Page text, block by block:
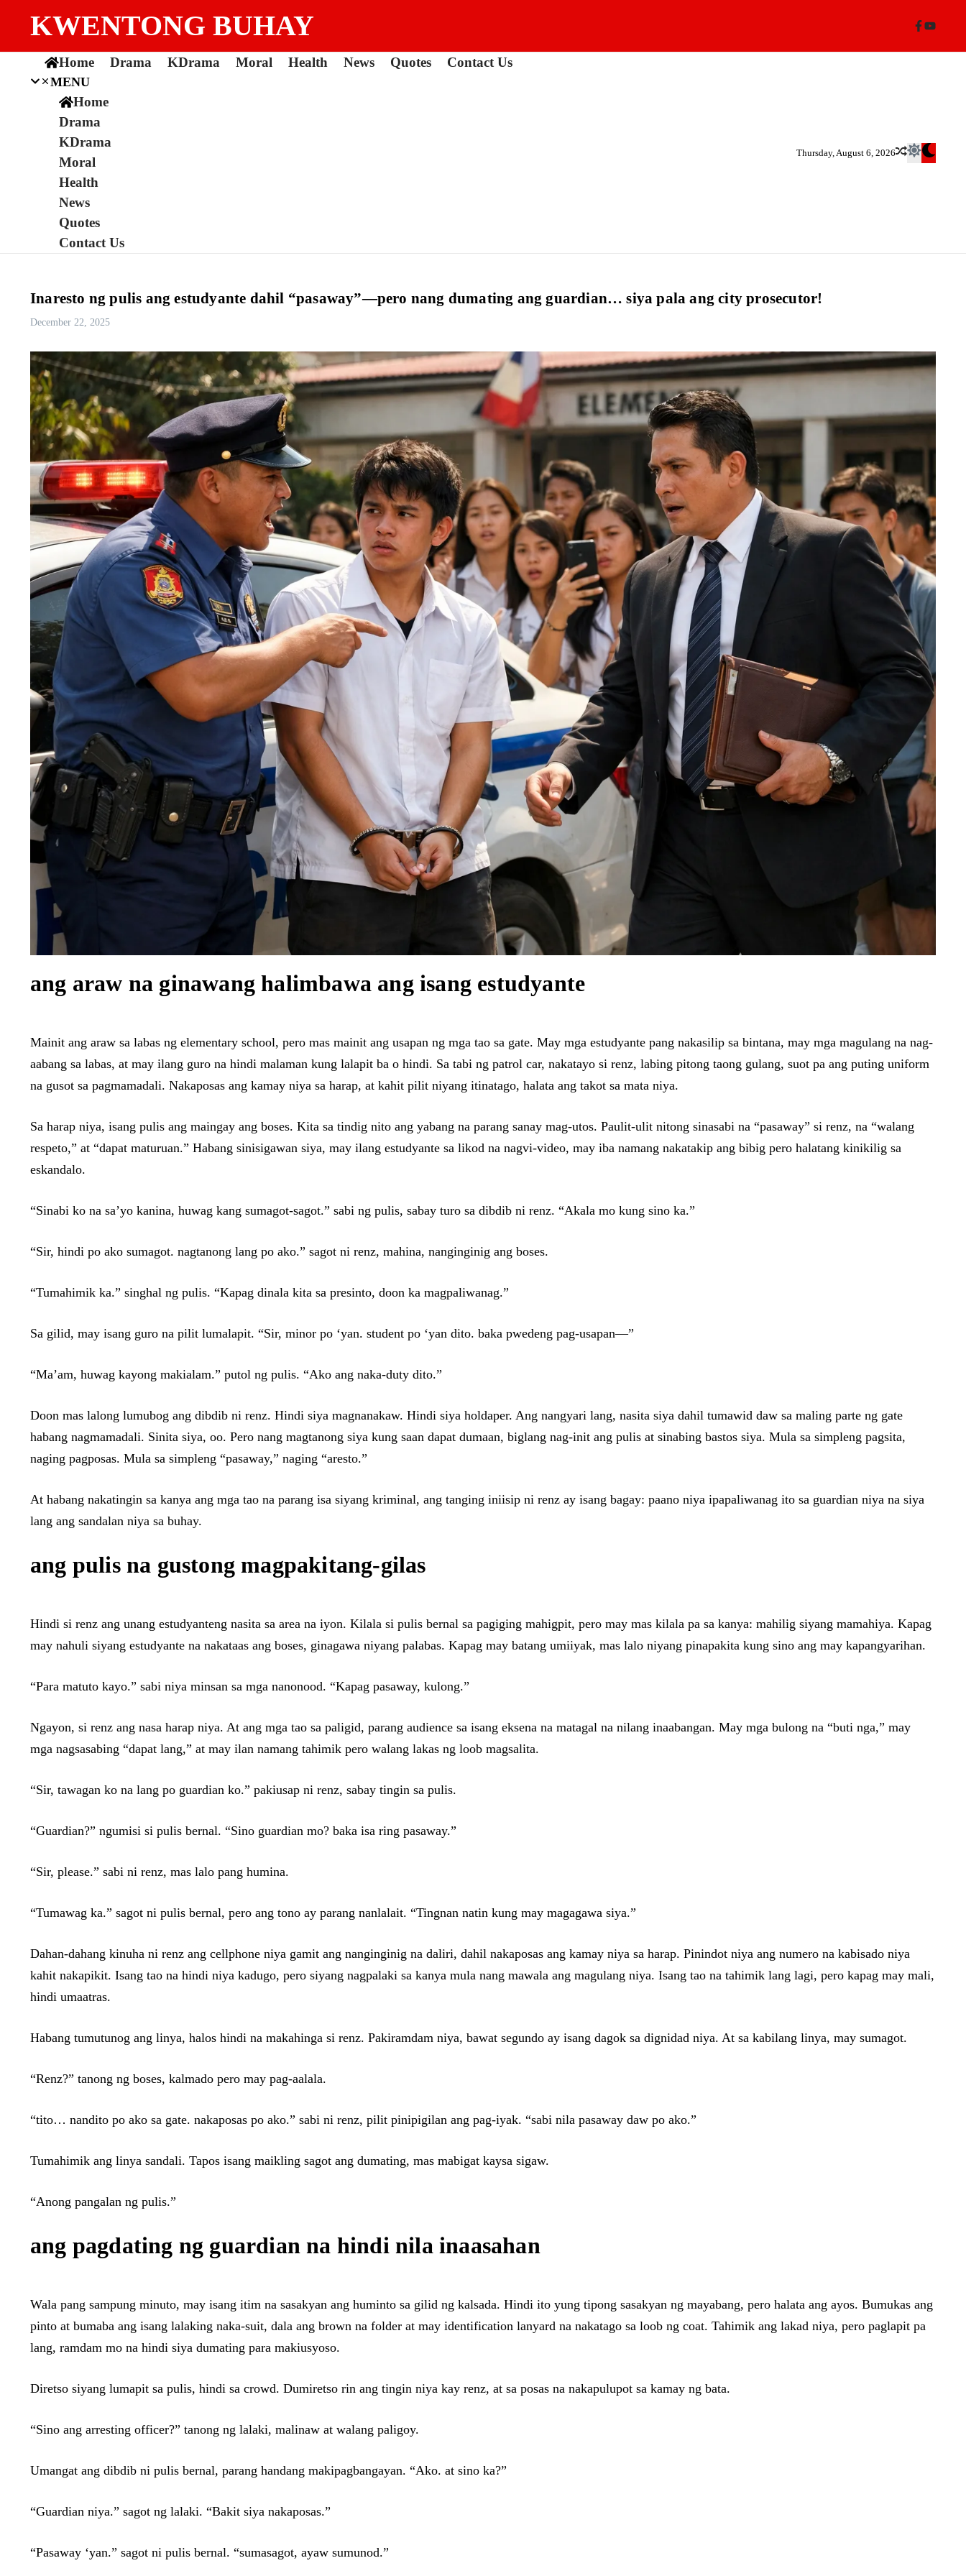
KWENTONG BUHAY
Home Drama KDrama Moral Health News Quotes Contact Us
MENU
Home
Drama
KDrama
Moral
Health
News
Quotes
Contact Us
Thursday, August 6, 2026
Inaresto ng pulis ang estudyante dahil “pasaway”—pero nang dumating ang guardian… siya pala ang city prosecutor!
December 22, 2025
ang araw na ginawang halimbawa ang isang estudyante
Mainit ang araw sa labas ng elementary school, pero mas mainit ang usapan ng mga tao sa gate. May mga estudyante pang nakasilip sa bintana, may mga magulang na nag-
aabang sa labas, at may ilang guro na hindi malaman kung lalapit ba o hindi. Sa tabi ng patrol car, nakatayo si renz, labing pitong taong gulang, suot pa ang puting uniform
na gusot sa pagmamadali. Nakaposas ang kamay niya sa harap, at kahit pilit niyang itinatago, halata ang takot sa mata niya.
Sa harap niya, isang pulis ang maingay ang boses. Kita sa tindig nito ang yabang na parang sanay mag-utos. Paulit-ulit nitong sinasabi na “pasaway” si renz, na “walang
respeto,” at “dapat maturuan.” Habang sinisigawan siya, may ilang estudyante sa likod na nagvi-video, may iba namang nakatakip ang bibig pero halatang kinikilig sa
eskandalo.
“Sinabi ko na sa’yo kanina, huwag kang sumagot-sagot.” sabi ng pulis, sabay turo sa dibdib ni renz. “Akala mo kung sino ka.”
“Sir, hindi po ako sumagot. nagtanong lang po ako.” sagot ni renz, mahina, nanginginig ang boses.
“Tumahimik ka.” singhal ng pulis. “Kapag dinala kita sa presinto, doon ka magpaliwanag.”
Sa gilid, may isang guro na pilit lumalapit. “Sir, minor po ‘yan. student po ‘yan dito. baka pwedeng pag-usapan—”
“Ma’am, huwag kayong makialam.” putol ng pulis. “Ako ang naka-duty dito.”
Doon mas lalong lumubog ang dibdib ni renz. Hindi siya magnanakaw. Hindi siya holdaper. Ang nangyari lang, nasita siya dahil tumawid daw sa maling parte ng gate
habang nagmamadali. Sinita siya, oo. Pero nang magtanong siya kung saan dapat dumaan, biglang nag-init ang pulis at sinabing bastos siya. Mula sa simpleng pagsita,
naging pagposas. Mula sa simpleng “pasaway,” naging “aresto.”
At habang nakatingin sa kanya ang mga tao na parang isa siyang kriminal, ang tanging iniisip ni renz ay isang bagay: paano niya ipapaliwanag ito sa guardian niya na siya
lang ang sandalan niya sa buhay.
ang pulis na gustong magpakitang-gilas
Hindi si renz ang unang estudyanteng nasita sa area na iyon. Kilala si pulis bernal sa pagiging mahigpit, pero may mas kilala pa sa kanya: mahilig siyang mamahiya. Kapag
may nahuli siyang estudyante na nakataas ang boses, ginagawa niyang palabas. Kapag may batang umiiyak, mas lalo niyang pinapakita kung sino ang may kapangyarihan.
“Para matuto kayo.” sabi niya minsan sa mga nanonood. “Kapag pasaway, kulong.”
Ngayon, si renz ang nasa harap niya. At ang mga tao sa paligid, parang audience sa isang eksena na matagal na nilang inaabangan. May mga bulong na “buti nga,” may
mga nagsasabing “dapat lang,” at may ilan namang tahimik pero walang lakas ng loob magsalita.
“Sir, tawagan ko na lang po guardian ko.” pakiusap ni renz, sabay tingin sa pulis.
“Guardian?” ngumisi si pulis bernal. “Sino guardian mo? baka isa ring pasaway.”
“Sir, please.” sabi ni renz, mas lalo pang humina.
“Tumawag ka.” sagot ni pulis bernal, pero ang tono ay parang nanlalait. “Tingnan natin kung may magagawa siya.”
Dahan-dahang kinuha ni renz ang cellphone niya gamit ang nanginginig na daliri, dahil nakaposas ang kamay niya sa harap. Pinindot niya ang numero na kabisado niya
kahit nakapikit. Isang tao na hindi niya kadugo, pero siyang nagpalaki sa kanya mula nang mawala ang magulang niya. Isang tao na tahimik lang lagi, pero kapag may mali,
hindi umaatras.
Habang tumutunog ang linya, halos hindi na makahinga si renz. Pakiramdam niya, bawat segundo ay isang dagok sa dignidad niya. At sa kabilang linya, may sumagot.
“Renz?” tanong ng boses, kalmado pero may pag-aalala.
“tito… nandito po ako sa gate. nakaposas po ako.” sabi ni renz, pilit pinipigilan ang pag-iyak. “sabi nila pasaway daw po ako.”
Tumahimik ang linya sandali. Tapos isang maikling sagot ang dumating, mas mabigat kaysa sigaw.
“Anong pangalan ng pulis.”
ang pagdating ng guardian na hindi nila inaasahan
Wala pang sampung minuto, may isang itim na sasakyan ang huminto sa gilid ng kalsada. Hindi ito yung tipong sasakyan ng mayabang, pero halata ang ayos. Bumukas ang
pinto at bumaba ang isang lalaking naka-suit, dala ang brown na folder at may identification lanyard na nakatago sa loob ng coat. Tahimik ang lakad niya, pero paglapit pa
lang, ramdam mo na hindi siya dumating para makiusyoso.
Diretso siyang lumapit sa pulis, hindi sa crowd. Dumiretso rin ang tingin niya kay renz, at sa posas na nakapulupot sa kamay ng bata.
“Sino ang arresting officer?” tanong ng lalaki, malinaw at walang paligoy.
Umangat ang dibdib ni pulis bernal, parang handang makipagbangayan. “Ako. at sino ka?”
“Guardian niya.” sagot ng lalaki. “Bakit siya nakaposas.”
“Pasaway ‘yan.” sagot ni pulis bernal. “sumasagot, ayaw sumunod.”